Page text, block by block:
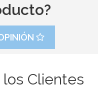
Clientes